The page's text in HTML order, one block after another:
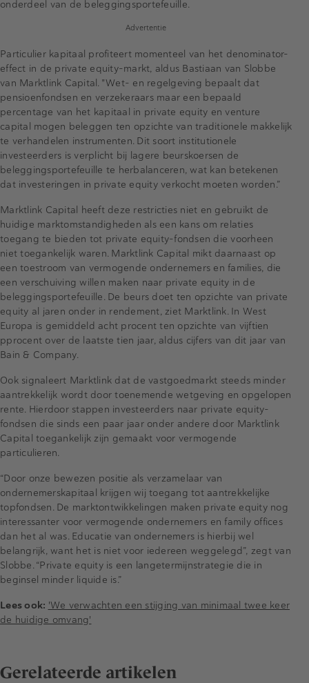
onderdeel van de beleggingsportefeuille.
Advertentie
Particulier kapitaal profiteert momenteel van het denominator-
effect in de private equity-markt, aldus Bastiaan van Slobbe
van Marktlink Capital. "Wet- en regelgeving bepaalt dat
pensioenfondsen en verzekeraars maar een bepaald
percentage van het kapitaal in private equity en venture
capital mogen beleggen ten opzichte van traditionele makkelijk
te verhandelen instrumenten. Dit soort institutionele
investeerders is verplicht bij lagere beurskoersen de
beleggingsportefeuille te herbalanceren, wat kan betekenen
dat investeringen in private equity verkocht moeten worden.”
Marktlink Capital heeft deze restricties niet en gebruikt de
huidige marktomstandigheden als een kans om relaties
toegang te bieden tot private equity-fondsen die voorheen
niet toegankelijk waren. Marktlink Capital mikt daarnaast op
een toestroom van vermogende ondernemers en families, die
een verschuiving willen maken naar private equity in de
beleggingsportefeuille. De beurs doet ten opzichte van private
equity al jaren onder in rendement, ziet Marktlink. In West
Europa is gemiddeld acht procent ten opzichte van vijftien
pprocent over de laatste tien jaar, aldus cijfers van dit jaar van
Bain & Company.
Ook signaleert Marktlink dat de vastgoedmarkt steeds minder
aantrekkelijk wordt door toenemende wetgeving en opgelopen
rente. Hierdoor stappen investeerders naar private equity-
fondsen die sinds een paar jaar onder andere door Marktlink
Capital toegankelijk zijn gemaakt voor vermogende
particulieren.
“Door onze bewezen positie als verzamelaar van
ondernemerskapitaal krijgen wij toegang tot aantrekkelijke
topfondsen. De marktontwikkelingen maken private equity nog
interessanter voor vermogende ondernemers en family offices
dan het al was. Educatie van ondernemers is hierbij wel
belangrijk, want het is niet voor iedereen weggelegd”, zegt van
Slobbe. “Private equity is een langetermijnstrategie die in
beginsel minder liquide is.”
Lees ook: 'We verwachten een stijging van minimaal twee keer
de huidige omvang'
Gerelateerde artikelen